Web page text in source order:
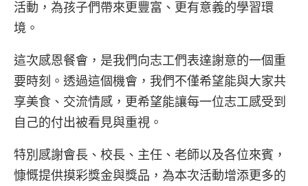
活動，為孩子們帶來更豐富、更有意義的學習環
境。
這次感恩餐會，是我們向志工們表達謝意的一個重
要時刻。透過這個機會，我們不僅希望能與大家共
享美食、交流情感，更希望能讓每一位志工感受到
自己的付出被看見與重視。
特別感謝會長、校長、主任、老師以及各位來賓，
慷慨提供摸彩獎金與獎品，為本次活動增添更多的